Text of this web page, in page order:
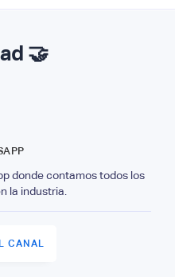
🤝
donde contamos todos los
la industria.
CANAL